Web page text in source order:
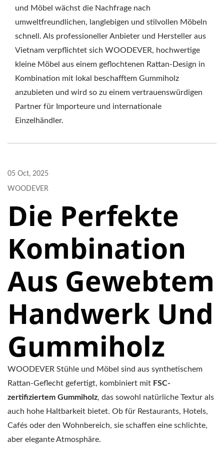
und Möbel wächst die Nachfrage nach
umweltfreundlichen, langlebigen und stilvollen Möbeln
schnell. Als professioneller Anbieter und Hersteller aus
Vietnam verpflichtet sich WOODEVER, hochwertige
kleine Möbel aus einem geflochtenen Rattan-Design in
Kombination mit lokal beschafftem Gummiholz
anzubieten und wird so zu einem vertrauenswürdigen
Partner für Importeure und internationale
Einzelhändler.
05 Oct, 2025
WOODEVER
Die Perfekte
Kombination
Aus Gewebtem
Handwerk Und
Gummiholz
WOODEVER Stühle und Möbel sind aus synthetischem
Rattan-Geflecht gefertigt, kombiniert mit FSC-
zertifiziertem Gummiholz, das sowohl natürliche Textur als
auch hohe Haltbarkeit bietet. Ob für Restaurants, Hotels,
Cafés oder den Wohnbereich, sie schaffen eine schlichte,
aber elegante Atmosphäre.